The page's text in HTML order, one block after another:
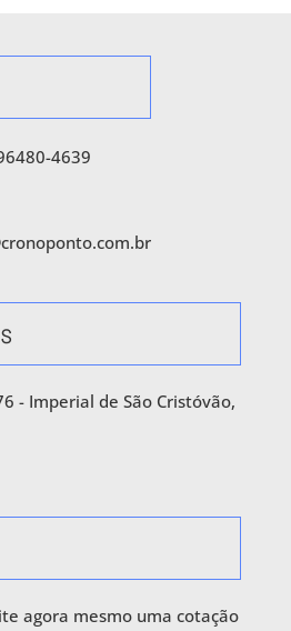
4639
- Imperial de São Cristóvão,
agora mesmo uma cotação